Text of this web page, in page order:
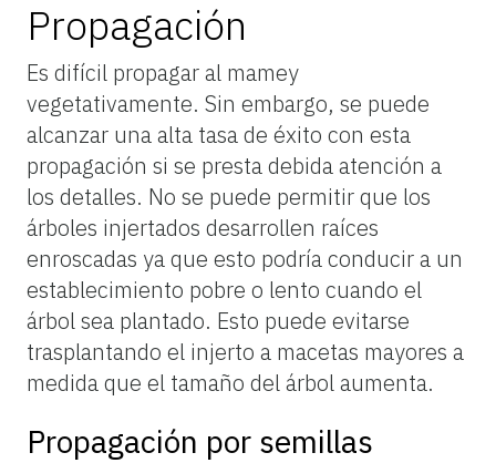
Propagación
Es difícil propagar al mamey
vegetativamente. Sin embargo, se puede
alcanzar una alta tasa de éxito con esta
propagación si se presta debida atención a
los detalles. No se puede permitir que los
árboles injertados desarrollen raíces
enroscadas ya que esto podría conducir a un
establecimiento pobre o lento cuando el
árbol sea plantado. Esto puede evitarse
trasplantando el injerto a macetas mayores a
medida que el tamaño del árbol aumenta.
Propagación por semillas